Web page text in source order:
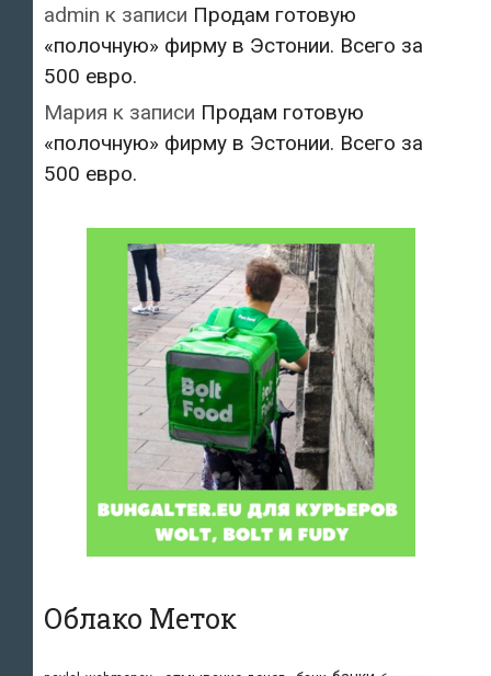
admin к записи Продам готовую
«полочную» фирму в Эстонии. Всего за
500 евро.
Мария к записи Продам готовую
«полочную» фирму в Эстонии. Всего за
500 евро.
Облако Меток